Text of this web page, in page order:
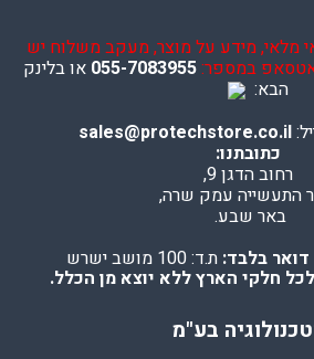
מלאי, מידע על מוצר, מעקב משלוח יש
במספר:055-7083955 או בלינק
הבא:
sales@protechstore.co.il
כתובתנו:
רחוב הדגן 9,
התעשייה עמק שרה,
באר שבע.
בלבד: ת.ד: 100 מושב ישרש
חלקי הארץ ללא יוצא מן הכלל.
בע"מ